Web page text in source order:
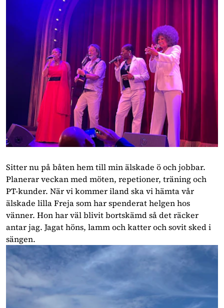
Sitter nu på båten hem till min älskade ö och jobbar.
Planerar veckan med möten, repetioner, träning och
PT-kunder. När vi kommer iland ska vi hämta vår
älskade lilla Freja som har spenderat helgen hos
vänner. Hon har väl blivit bortskämd så det räcker
antar jag. Jagat höns, lamm och katter och sovit sked i
sängen.